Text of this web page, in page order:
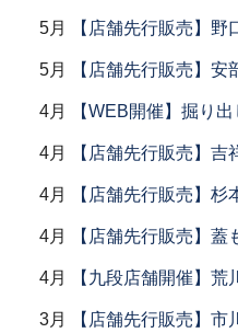
5月 【店舗先行販売】野
5月 【店舗先行販売】
4月 【WEB開催】掘り
4月 【店舗先行販売】吉
4月 【店舗先行販売】
4月 【店舗先行販売】蓋
4月 【九段店舗開催】荒
3月 【店舗先行販売】